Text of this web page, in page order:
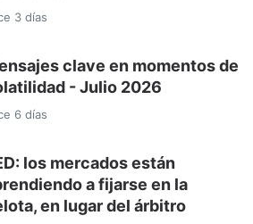
3 días
clave en momentos de
- Julio 2026
6 días
los mercados están
a fijarse en la
en lugar del árbitro